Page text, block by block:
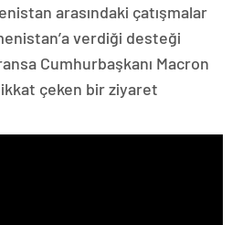
arasındaki çatışmalar
verdiği desteği
Cumhurbaşkanı Macron
çeken bir ziyaret